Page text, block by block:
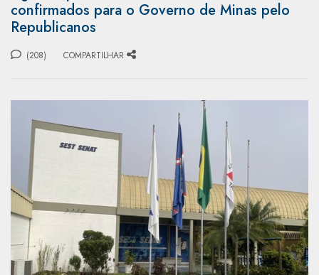
confirmados para o Governo de Minas pelo
Republicanos
(208) COMPARTILHAR